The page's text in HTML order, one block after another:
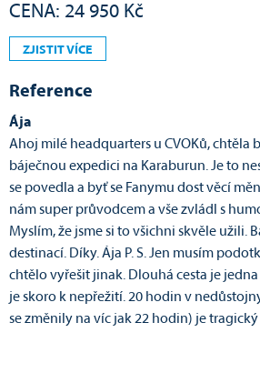
CENA: 24 950 Kč
ZJISTIT VÍCE
Reference
Ája
Ahoj milé headquarters u CVOKů, chtěla
báječnou expedici na Karaburun. Je to
se povedla a byť se Fanymu dost věcí
nám super průvodcem a vše zvládl s
Myslím, že jsme si to všichni skvěle užili.
destinací. Díky. Ája P. S. Jen musím
chtělo vyřešit jinak. Dlouhá cesta je
je skoro k nepřežití. 20 hodin v
se změnily na víc jak 22 hodin) je tragický